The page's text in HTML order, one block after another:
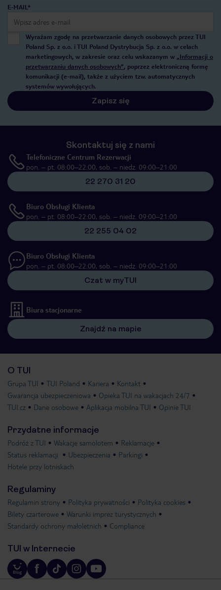
E-MAIL*
Wyrażam zgodę na przetwarzanie danych osobowych przez TUI
Poland Sp. z o.o. i TUI Poland Dystrybucja Sp. z o.o. w celach
marketingowych, w zakresie oraz celu wskazanym w „Informacji o
przetwarzaniu danych osobowych”, poprzez elektroniczną formę
komunikacji (e-mail), także z użyciem tzw. automatycznych
systemów wywołujących.
Zapisz się
Skontaktuj się z nami
Telefoniczne Centrum Rezerwacji
pon. – pt. 08:00–22:00, sob. – niedz. 09:00–21:00
22 270 31 20
Biuro Obsługi Klienta
pon. – pt. 08:00–22:00, sob. – niedz. 09:00–21:00
22 255 04 02
Biuro Obsługi Klienta
pon. – pt. 08:00–22:00, sob. – niedz. 09:00–21:00
Czat w myTUI
Biura stacjonarne
Znajdź na mapie
O TUI
Grupa TUI TUI Poland Kariera
Kontakt
Gwarancja ubezpieczeniowa
Opieka TUI na wakacjach 24/7
TUI.cz
Dane osobowe Aplikacja mobilna TUI Opinie TUI
Przydatne informacje
Podróż z TUI Wakacje samolotem
Reklamacje
Status reklamacji
Ubezpieczenia
Parkingi
Hotele przy lotniskach
Regulaminy
Regulamin strony Polityka prywatności
Polityka cookies
Bilety czarterowe
Warunki imprez turystycznych
Standardy ochrony małoletnich
Compliance
TUI w Internecie